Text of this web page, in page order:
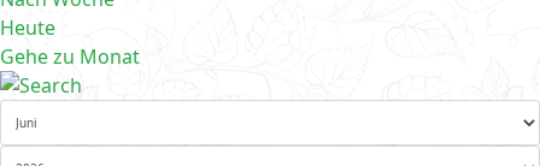
Heute
Gehe zu Monat